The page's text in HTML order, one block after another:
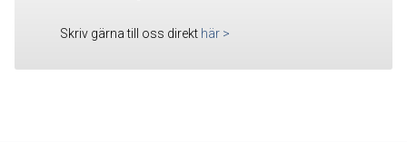
Skriv gärna till oss direkt här >